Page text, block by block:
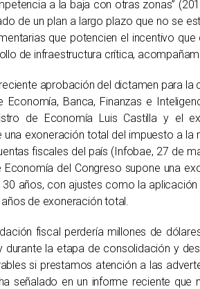
a la baja con otras zonas”
de un plan a largo plazo que no se
que potencien el incentivo
de infraestructura crítica,
aprobación del dictamen para
Economía, Banca, Finanzas e
de Economía Luis Castilla y el
exoneración total del impuesto a
fiscales del país (Infobae, 27 de
Economía del Congreso supone una
años, con ajustes como la
de exoneración total.
fiscal perdería millones de
durante la etapa de consolidación y
si prestamos atención a las
señalado en un informe reciente